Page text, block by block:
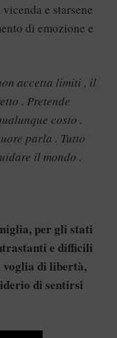
e starsene
di emozione e
accetta limiti , il
. Pretende
costo .
parla . Tutto
il mondo .
per gli stati
e difficili
voglia di libertà,
di sentirsi